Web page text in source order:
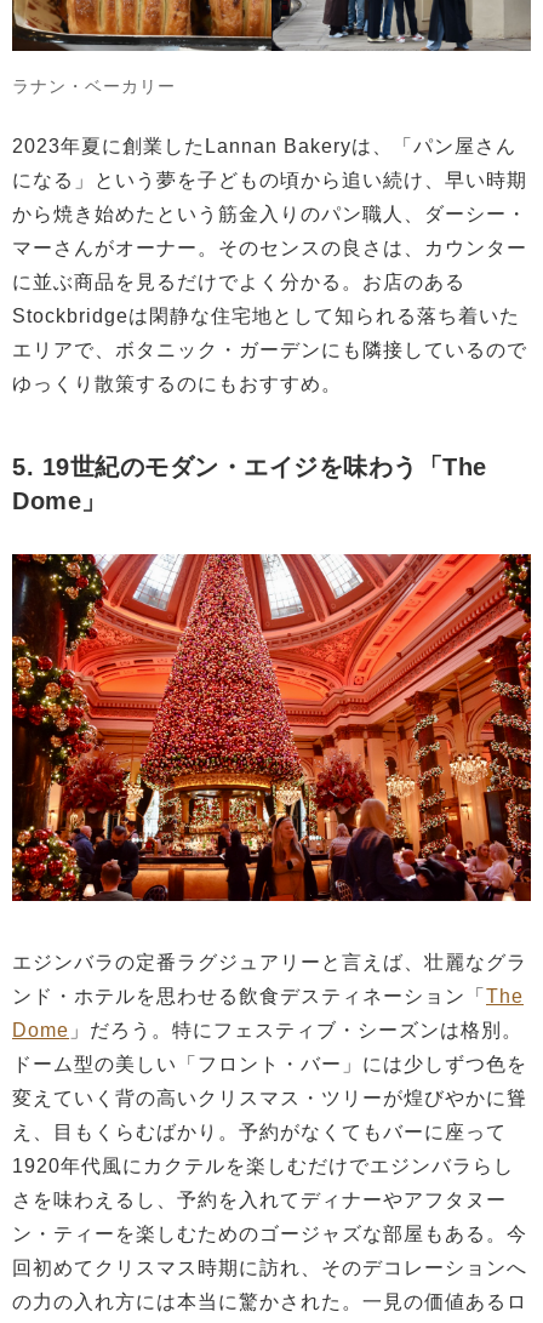
ラナン・ベーカリー
2023年夏に創業したLannan Bakeryは、「パン屋さん
になる」という夢を子どもの頃から追い続け、早い時期
から焼き始めたという筋金入りのパン職人、ダーシー・
マーさんがオーナー。そのセンスの良さは、カウンター
に並ぶ商品を見るだけでよく分かる。お店のある
Stockbridgeは閑静な住宅地として知られる落ち着いた
エリアで、ボタニック・ガーデンにも隣接しているので
ゆっくり散策するのにもおすすめ。
5. 19世紀のモダン・エイジを味わう「The
Dome」
エジンバラの定番ラグジュアリーと言えば、壮麗なグラ
ンド・ホテルを思わせる飲食デスティネーション「 The
Dome 」だろう。特にフェスティブ・シーズンは格別。
ドーム型の美しい「フロント・バー」には少しずつ色を
変えていく背の高いクリスマス・ツリーが煌びやかに聳
え、目もくらむばかり。予約がなくてもバーに座って
1920年代風にカクテルを楽しむだけでエジンバラらし
さを味わえるし、予約を入れてディナーやアフタヌー
ン・ティーを楽しむためのゴージャズな部屋もある。今
回初めてクリスマス時期に訪れ、そのデコレーションへ
の力の入れ方には本当に驚かされた。一見の価値あるロ